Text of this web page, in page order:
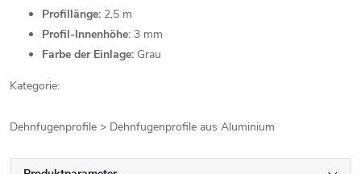
Profillänge: 2,5 m
Profil-Innenhöhe: 3 mm
Farbe der Einlage: Grau
Kategorie:
Dehnfugenprofile > Dehnfugenprofile aus Aluminium